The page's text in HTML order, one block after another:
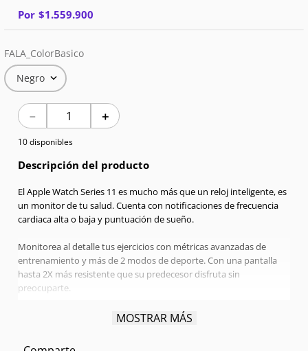
Por $1.559.900
FALA_ColorBasico
Negro
＋
－
10 disponibles
Descripción del producto
El Apple Watch Series 11 es mucho más que un reloj inteligente, es
un monitor de tu salud. Cuenta con notificaciones de frecuencia
cardiaca alta o baja y puntuación de sueño.
Monitorea al detalle tus ejercicios con métricas avanzadas de
entrenamiento y más de 2 modos de deporte. Con una pantalla
hasta 2X más resistente que su predecesor disfruta sin
preocuparte.
46mm Retina LTPO3 OLED
Apple S10 Dual-core
MOSTRAR MÁS
5.
Iphone 15 Pro Max
7.
Red Magic
8.
Celulares
9.
Iphone 17
10. Audífonos